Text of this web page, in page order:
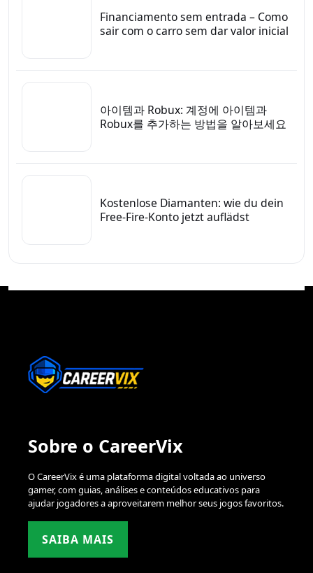
Financiamento sem entrada – Como
sair com o carro sem dar valor inicial
아이템과 Robux: 계정에 아이템과
Robux를 추가하는 방법을 알아보세요
Kostenlose Diamanten: wie du dein
Free-Fire-Konto jetzt auflädst
Sobre o CareerVix
O CareerVix é uma plataforma digital voltada ao universo
gamer, com guias, análises e conteúdos educativos para
ajudar jogadores a aproveitarem melhor seus jogos favoritos.
SAIBA MAIS